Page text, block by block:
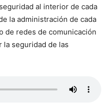
al interior de cada
la administración de cada
de redes de comunicación
la seguridad de las